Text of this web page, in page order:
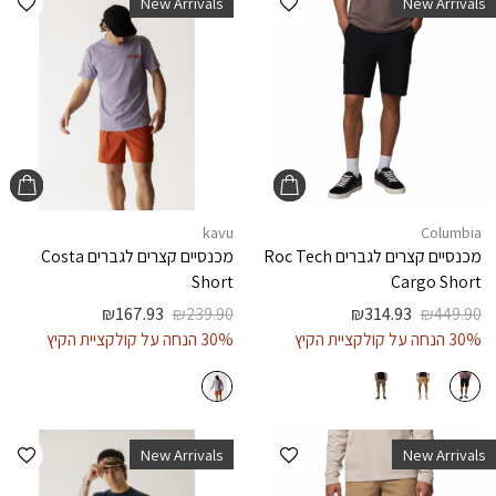
Columbia
מכנסיים קצרים לגבריםRoc Tech
Cargo Short
₪449.90
₪314.93
30% הנחה על קולקציית הקיץ
kavu
מכנסיים קצרים לגבריםCosta
Short
₪239.90
₪167.93
30% הנחה על קולקציית הקיץ
הוספה למועדפים New Arrivals
New Arrivals